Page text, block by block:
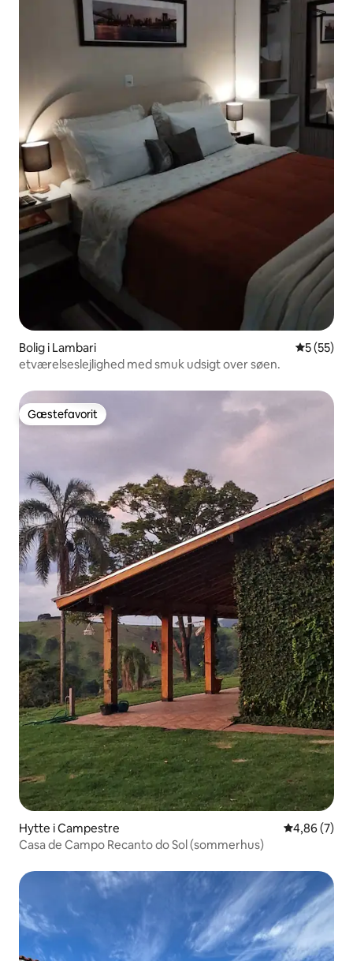
Bolig i Lambari 5 ud af 5 i
5 (55)
etværelseslejlighed med smuk udsigt over søen.
Gæstefavorit
Gæstefavorit
Hytte i Campestre 4,86 ud af 5
4,86 (7)
Casa de Campo Recanto do Sol (sommerhus)